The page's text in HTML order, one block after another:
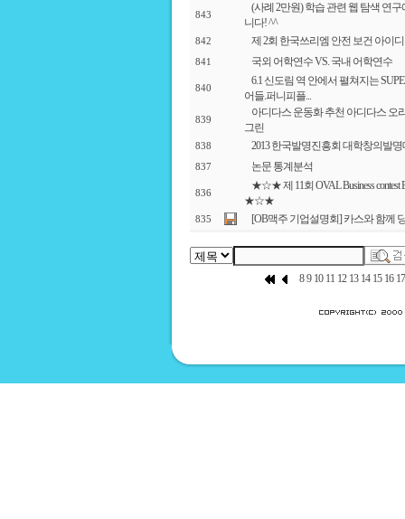
843
(사례 2만원) 학습 관련 웹 탐색 연
니다! ^^
842 제 2회 한국쓰리엠 안전 보건 아이
841 국외 어학연수 VS. 국내 어학연수
840
6.1 신도림 역 안에서 펼쳐지는
어들.퍼니피플...
839
아디다스 운동화 추천 아디다스 오
그린
838 2013 한국발명진흥회 대학창의발명
837 논문 통계분석
836
★☆★ 제 11회 OVAL Business contest
★☆★
835 [OB맥주 기업설명회] 카스와 함께
8 9 10 11 12 13 14 15 16 17